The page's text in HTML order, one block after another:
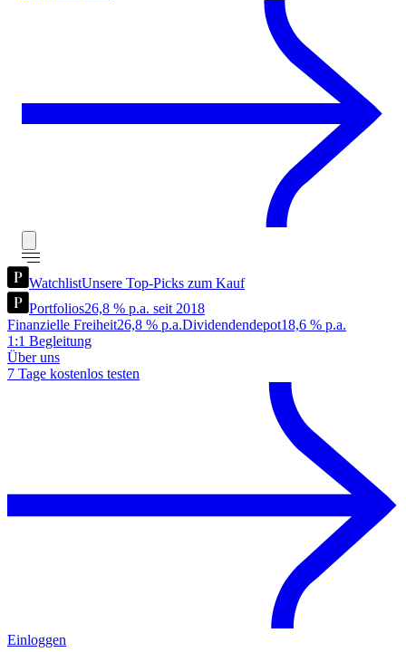
WatchlistUnsere Top-Picks zum Kauf
Portfolios26,8 % p.a. seit 2018
Finanzielle Freiheit26,8 % p.a.Dividendendepot18,6 % p.a.
1:1 Begleitung
Über uns
7 Tage kostenlos testen
Einloggen